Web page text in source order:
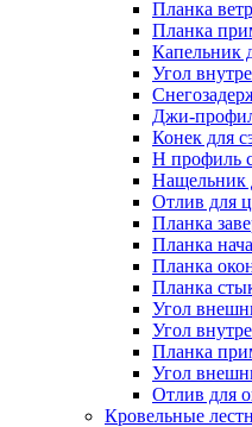
Планка
Планка
Капельник
Угол
Джи-
Конек для
Н профиль
Нащельник
Отлив для
Планка
Планка
Планка
Планка
Угол
Угол
Планка
Угол
Отлив для
Кровельные